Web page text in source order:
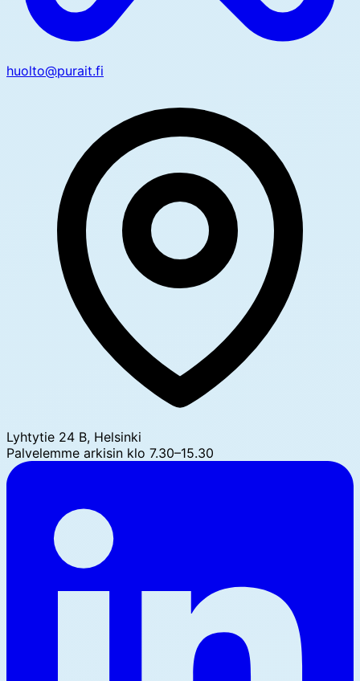
huolto@purait.fi
Lyhtytie 24 B, Helsinki
Palvelemme arkisin klo 7.30–15.30